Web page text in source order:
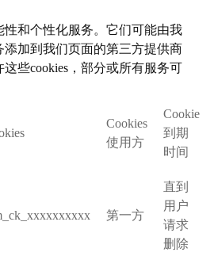
性和个性化服务。它们可能由我
添加到我们页面的第三方提供商
些cookies，部分或所有服务可
Cookies
使用方
Cookie
到期
时间
第一方
直到
用户
请求
删除